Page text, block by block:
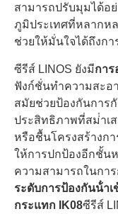
สามารถปรับมุมได้อ
ภูมิประเทศที่หลากห
ช่วยให้มั่นใจได้ถึงก
ซีรีส์ LINOS ยังมีการ
ฟังก์ชั่นทําความสะอ
สมัยช่วยป้องกันการ
ประสิทธิภาพที่สม่ําเ
หรือชื้นโครงสร้างก
ให้การปกป้องอีกชั้นห
ความสามารถในกา
ระดับการป้องกันน้ําเ
กระแทก IK08ซีรีส์